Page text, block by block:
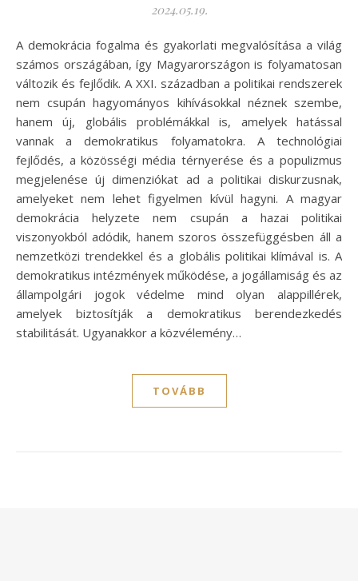
2024.05.19.
A demokrácia fogalma és gyakorlati megvalósítása a világ
számos országában, így Magyarországon is folyamatosan
változik és fejlődik. A XXI. században a politikai rendszerek
nem csupán hagyományos kihívásokkal néznek szembe,
hanem új, globális problémákkal is, amelyek hatással
vannak a demokratikus folyamatokra. A technológiai
fejlődés, a közösségi média térnyerése és a populizmus
megjelenése új dimenziókat ad a politikai diskurzusnak,
amelyeket nem lehet figyelmen kívül hagyni. A magyar
demokrácia helyzete nem csupán a hazai politikai
viszonyokból adódik, hanem szoros összefüggésben áll a
nemzetközi trendekkel és a globális politikai klímával is. A
demokratikus intézmények működése, a jogállamiság és az
állampolgári jogok védelme mind olyan alappillérek,
amelyek biztosítják a demokratikus berendezkedés
stabilitását. Ugyanakkor a közvélemény…
TOVÁBB